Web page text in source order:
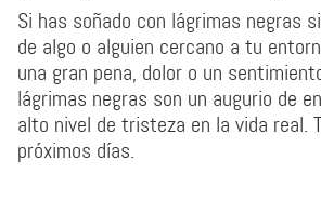
Si has soñado con lágrimas negras
de algo o alguien cercano a tu
una gran pena, dolor o un
lágrimas negras son un augurio de
alto nivel de tristeza en la vida real.
próximos días.